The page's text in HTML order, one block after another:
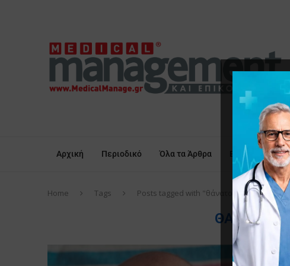
Αρχική Περιοδικό Όλα τα Άρθρα Επικαιρότητα
Home Tags Posts tagged with "θάνατος παιδιών"
ΘΆΝΑΤΟΣ